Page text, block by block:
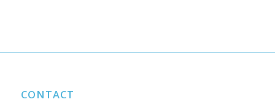
CONTACT